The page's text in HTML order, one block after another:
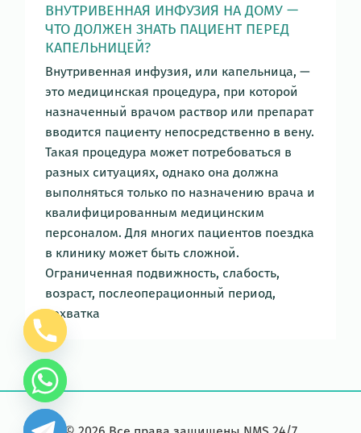
ВНУТРИВЕННАЯ ИНФУЗИЯ НА ДОМУ —
ЧТО ДОЛЖЕН ЗНАТЬ ПАЦИЕНТ ПЕРЕД
КАПЕЛЬНИЦЕЙ?
Внутривенная инфузия, или капельница, —
это медицинская процедура, при которой
назначенный врачом раствор или препарат
вводится пациенту непосредственно в вену.
Такая процедура может потребоваться в
разных ситуациях, однако она должна
выполняться только по назначению врача и
квалифицированным медицинским
персоналом. Для многих пациентов поездка
в клинику может быть сложной.
Ограниченная подвижность, слабость,
возраст, послеоперационный период,
нехватка